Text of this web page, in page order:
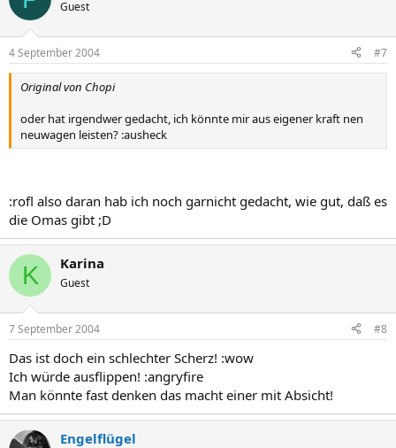
Guest
4 September 2004 #7
Original von Chopi
oder hat irgendwer gedacht, ich könnte mir aus eigener kraft nen
neuwagen leisten? :ausheck
:rofl also daran hab ich noch garnicht gedacht, wie gut, daß es
die Omas gibt ;D
K Karina
Guest
7 September 2004 #8
Das ist doch ein schlechter Scherz! :wow
Ich würde ausflippen! :angryfire
Man könnte fast denken das macht einer mit Absicht!
Engelflügel